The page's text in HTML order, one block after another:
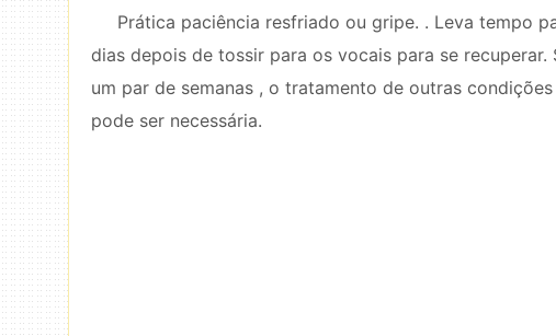
Prática paciência resfriado ou gripe. . Leva tempo
dias depois de tossir para os vocais para se
um par de semanas , o tratamento de outras
pode ser necessária.